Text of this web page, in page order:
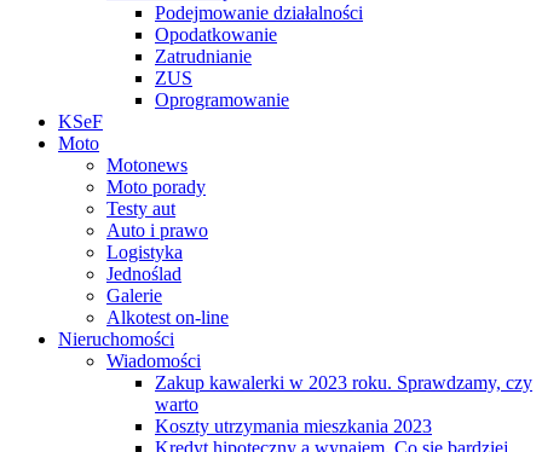
Podejmowanie działalności
Opodatkowanie
Zatrudnianie
ZUS
Oprogramowanie
KSeF
Moto
Motonews
Moto porady
Testy aut
Auto i prawo
Logistyka
Jednoślad
Galerie
Alkotest on-line
Nieruchomości
Wiadomości
Zakup kawalerki w 2023 roku. Sprawdzamy, czy
warto
Koszty utrzymania mieszkania 2023
Kredyt hipoteczny a wynajem. Co się bardziej